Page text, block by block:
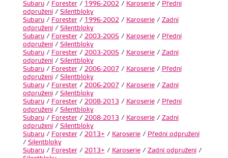
Subaru/ Forester/ 1996-2002 / Karoserie/ Přední
odpružení/ Silentbloky
Subaru/ Forester/ 1996-2002 / Karoserie/ Zadní
odpružení/ Silentbloky
Subaru/ Forester/ 2003-2005/ Karoserie/ Přední
odpružení/ Silentbloky
Subaru/ Forester/ 2003-2005/ Karoserie/ Zadní
odpružení/ Silentbloky
Subaru/ Forester/ 2006-2007/ Karoserie/ Přední
odpružení/ Silentbloky
Subaru/ Forester/ 2006-2007/ Karoserie/ Zadní
odpružení/ Silentbloky
Subaru/ Forester/ 2008-2013/ Karoserie/ Přední
odpružení/ Silentbloky
Subaru/ Forester/ 2008-2013/ Karoserie/ Zadní
odpružení/ Silentbloky
Subaru/ Forester/ 2013+ / Karoserie/ Přední odpružení
/ Silentbloky
Subaru/ Forester/ 2013+ / Karoserie/ Zadní odpružení/